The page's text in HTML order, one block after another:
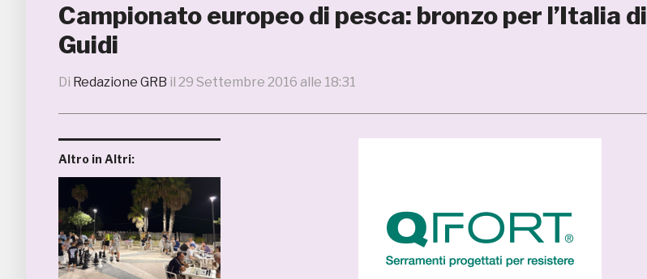
Campionato europeo di pesca: bronzo per l’Italia di
Guidi
Di Redazione GRB il 29 Settembre 2016 alle 18:31
Altro in Altri: